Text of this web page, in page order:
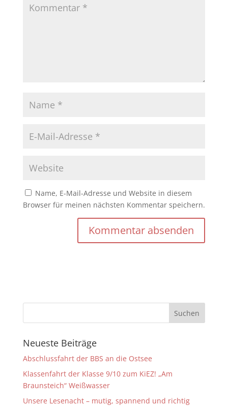
Name, E-Mail-Adresse und Website in diesem
Browser für meinen nächsten Kommentar speichern.
Neueste Beiträge
Abschlussfahrt der BBS an die Ostsee
Klassenfahrt der Klasse 9/10 zum KiEZ! „Am
Braunsteich“ Weißwasser
Unsere Lesenacht – mutig, spannend und richtig